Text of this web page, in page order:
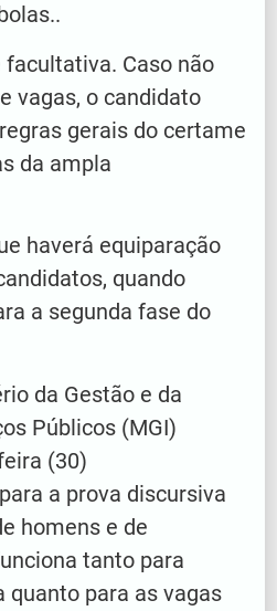
Caso não
vagas, o candidato
gerais do certame
da ampla
haverá equiparação
quando
a segunda fase do
da Gestão e da
Públicos (MGI)
(30)
a prova discursiva
homens e de
tanto para
quanto para as vagas